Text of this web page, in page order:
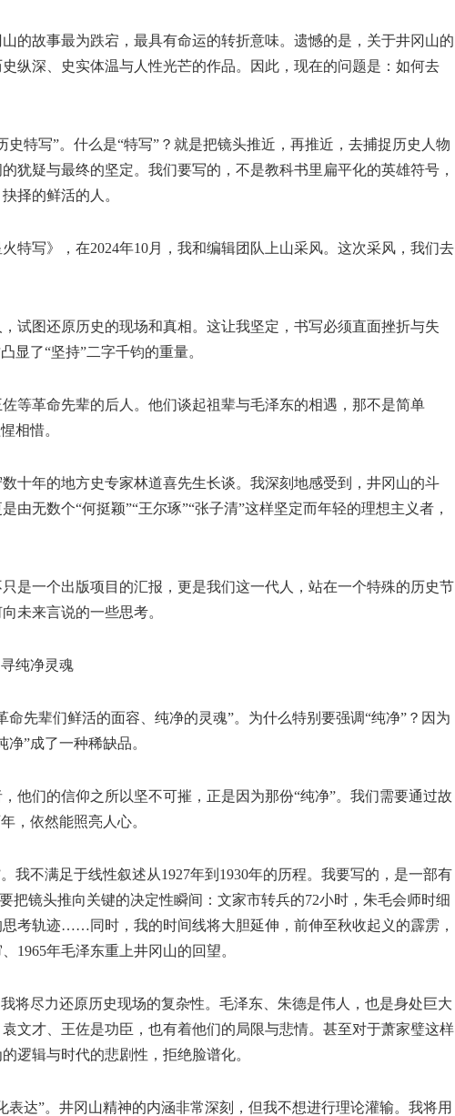
故事最为跌宕，最具有命运的转折意味。遗憾的是，关于井冈山的
纵深、史实体温与人性光芒的作品。因此，现在的问题是：如何去
特写”。什么是“特写”？就是把镜头推近，再推近，去捕捉历史人物
犹疑与最终的坚定。我们要写的，不是教科书里扁平化的英雄符号，
择的鲜活的人。
》，在2024年10月，我和编辑团队上山采风。这次采风，我们去
图还原历史的现场和真相。这让我坚定，书写必须直面挫折与失
显了“坚持”二字千钧的重量。
革命先辈的后人。他们谈起祖辈与毛泽东的相遇，那不是简单
相惜。
年的地方史专家林道喜先生长谈。我深刻地感受到，井冈山的斗
由无数个“何挺颖”“王尔琢”“张子清”这样坚定而年轻的理想主义者，
一个出版项目的汇报，更是我们这一代人，站在一个特殊的历史节
未来言说的一些思考。
纯净灵魂
先辈们鲜活的面容、纯净的灵魂”。为什么特别要强调“纯净”？因为
”成了一种稀缺品。
们的信仰之所以坚不可摧，正是因为那份“纯净”。我们需要通过故
，依然能照亮人心。
不满足于线性叙述从1927年到1930年的历程。我要写的，是一部有
把镜头推向关键的决定性瞬间：文家市转兵的72小时，朱毛会师时细
考轨迹……同时，我的时间线将大胆延伸，前伸至秋收起义的霹雳，
1965年毛泽东重上井冈山的回望。
尽力还原历史现场的复杂性。毛泽东、朱德是伟人，也是身处巨大
文才、王佐是功臣，也有着他们的局限与悲情。甚至对于萧家璧这样
逻辑与时代的悲剧性，拒绝脸谱化。
达”。井冈山精神的内涵非常深刻，但我不想进行理论灌输。我将用